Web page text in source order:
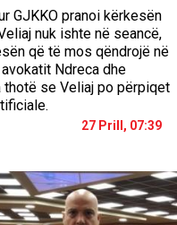
GJKKO pranoi kërkesën
nuk ishte në seancë,
që të mos qëndrojë në
Ndreca dhe
thotë se Veliaj po përpiqet
27 Prill, 07:39